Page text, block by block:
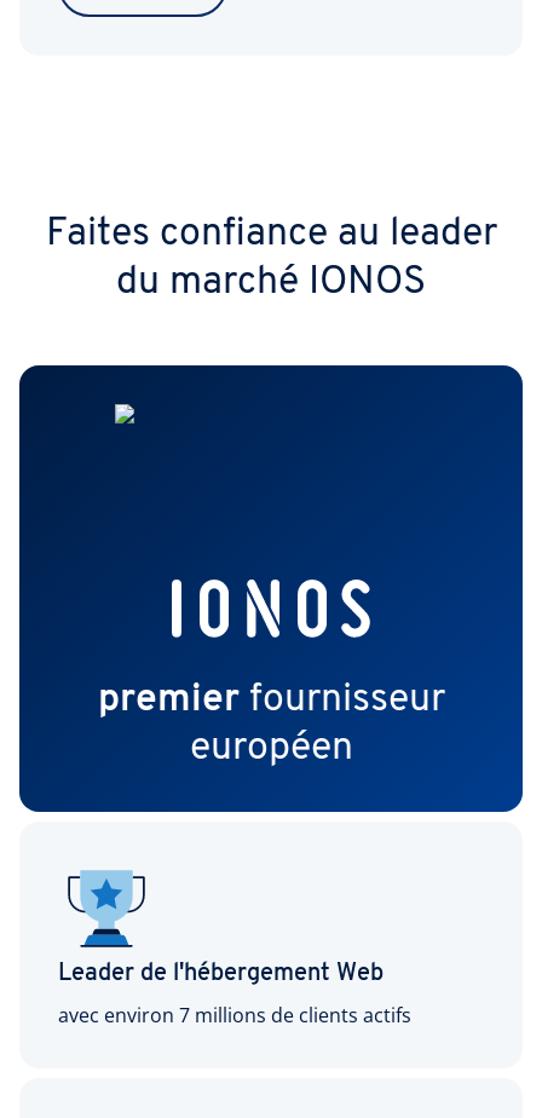
Faites confiance au leader
du marché IONOS
premierfournisseur
européen
Leader de l'hébergement Web
avec environ 7 millions de clients actifs